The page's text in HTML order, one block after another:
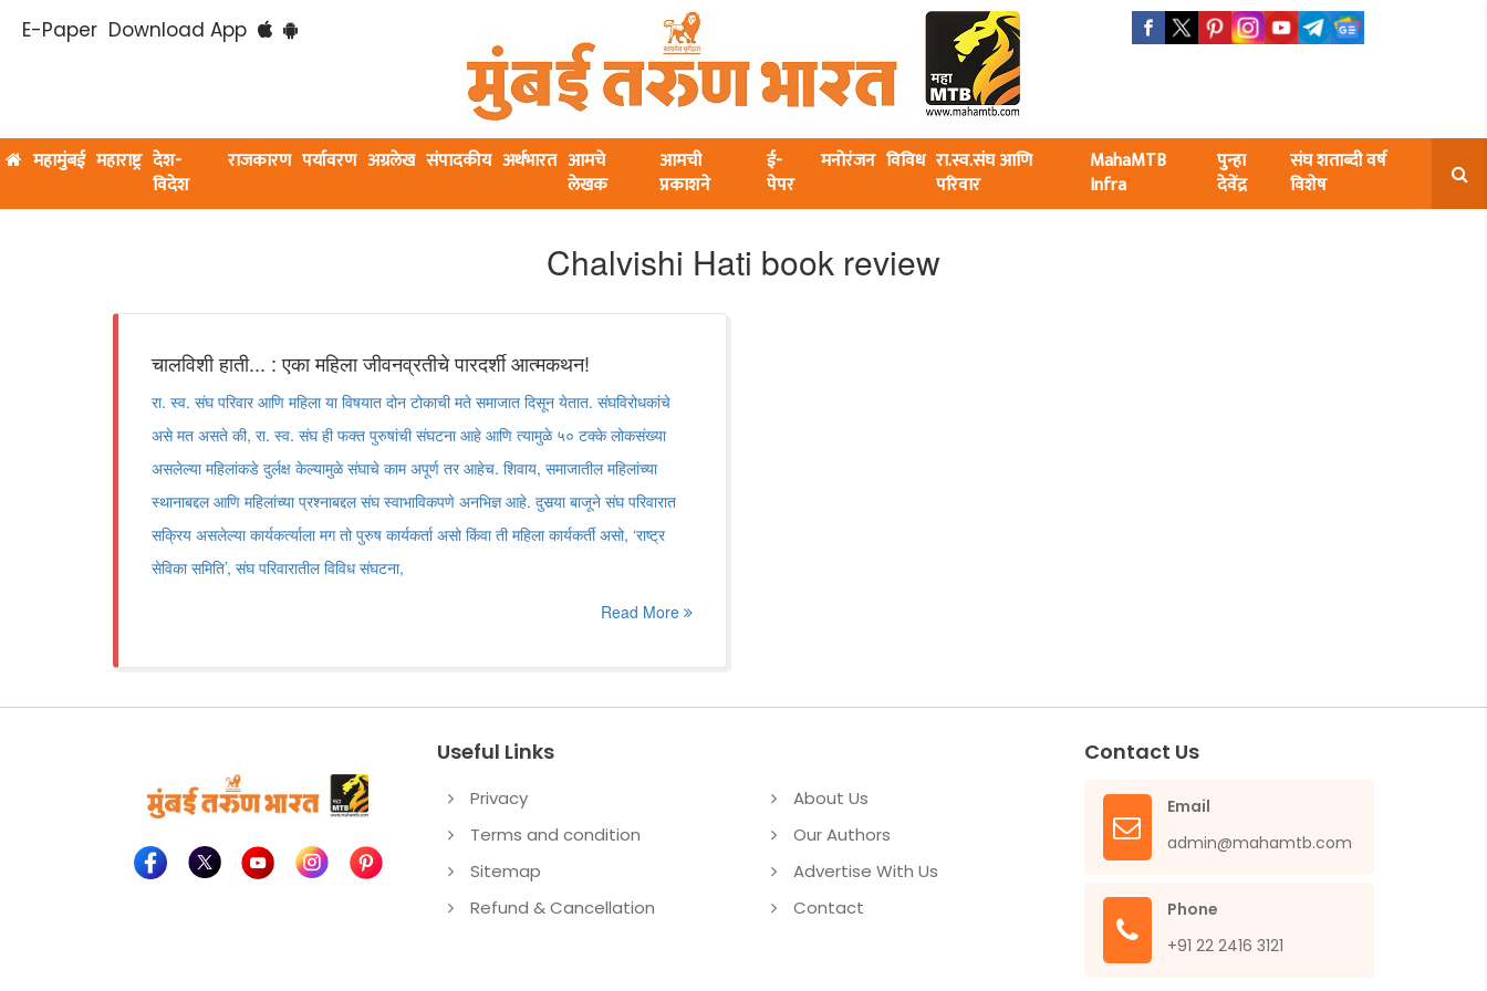
E-Paper Download App
महामुंबई महाराष्ट्र देश-
विदेश
राजकारण पर्यावरण अग्रलेख संपादकीय अर्थभारत आमचे
लेखक
आमची
प्रकाशने
ई-
पेपर
मनोरंजन विविध रा.स्व.संघ आणि
परिवार
MahaMTB
Infra
पुन्हा
देवेंद्र
संघ शताब्दी वर्ष
विशेष
Chalvishi Hati book review
चालविशी हाती... : एका महिला जीवनव्रतीचे पारदर्शी आत्मकथन!
रा. स्व. संघ परिवार आणि महिला या विषयात दोन टोकाची मते समाजात दिसून येतात. संघविरोधकांचे
असे मत असते की, रा. स्व. संघ ही फक्त पुरुषांची संघटना आहे आणि त्यामुळे ५० टक्के लोकसंख्या
असलेल्या महिलांकडे दुर्लक्ष केल्यामुळे संघाचे काम अपूर्ण तर आहेच. शिवाय, समाजातील महिलांच्या
स्थानाबद्दल आणि महिलांच्या प्रश्नाबद्दल संघ स्वाभाविकपणे अनभिज्ञ आहे. दुसर्‍या बाजूने संघ परिवारात
सक्रिय असलेल्या कार्यकर्त्याला मग तो पुरुष कार्यकर्ता असो किंवा ती महिला कार्यकर्ती असो, ‘राष्ट्र
सेविका समिति’, संघ परिवारातील विविध संघटना,
Read More
Useful Links
Privacy
Terms and condition
Sitemap
Refund & Cancellation
About Us
Our Authors
Advertise With Us
Contact
Contact Us
Email
admin@mahamtb.com
Phone
+91 22 2416 3121